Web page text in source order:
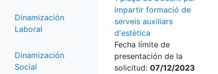
Dinamización
Laboral
Dinamización
Social
impartir formació de
serveis auxiliars
d'estètica
Fecha límite de
presentación de la
solicitud: 07/12/2023